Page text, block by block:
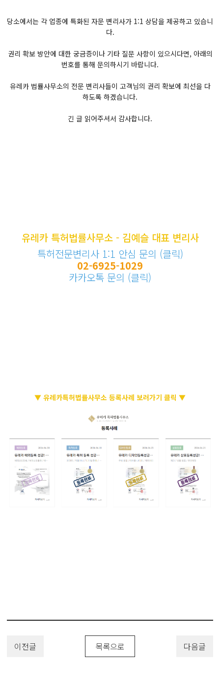
당소에서는 각 업종에 특화된 자문 변리사가 1:1 상담을 제공하고 있습니
다.
권리 확보 방안에 대한 궁금증이나 기타 질문 사항이 있으시다면, 아래의
번호를 통해 문의하시기 바랍니다.
유레카 법률사무소의 전문 변리사들이 고객님의 권리 확보에 최선을 다
하도록 하겠습니다.
긴 글 읽어주셔서 감사합니다.
유레카 특허법률사무소 - 김예슬 대표 변리사
특허전문변리사 1:1 안심 문의 (클릭)
02-6925-1029
카카오톡 문의 (클릭)
▼ 유레카특허법률사무소 등록사례 보러가기 클릭 ▼
이전글 목록으로 다음글